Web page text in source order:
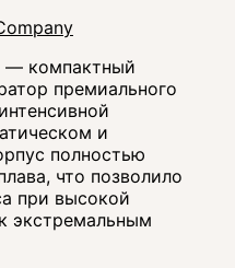
— компактный
премиального
и
полностью
что позволило
при высокой
экстремальным